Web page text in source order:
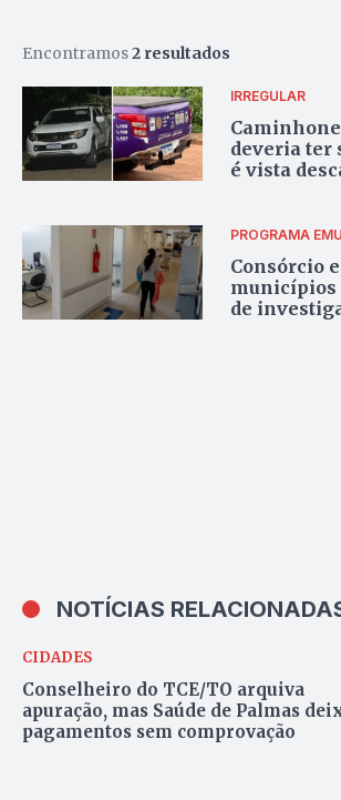
Encontramos2 resultados
IRREGULAR
deveria ter
é vista
PROGRAMA
Consórcio
municípios
de
NOTÍCIAS
CIDADES
Conselheiro do TCE/TO arquiva
apuração, mas Saúde de Palmas
pagamentos sem comprovação